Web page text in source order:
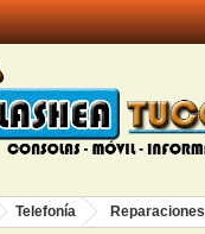
Telefonía Reparaciones